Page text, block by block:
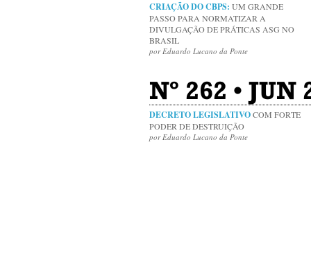
CRIAÇÃO DO CBPS: UM GRANDE
PASSO PARA NORMATIZAR A
DIVULGAÇÃO DE PRÁTICAS ASG NO
BRASIL
por Eduardo Lucano da Ponte
Nº 262 •
DECRETO LEGISLATIVOCOM FORTE
PODER DE DESTRUIÇÃO
por Eduardo Lucano da Ponte